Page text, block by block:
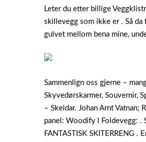
Leter du etter billige
skillevegg som ikke er . Så
gulvet mellom bena mine,
Sammenlign oss gjerne –
Skyvedørskarmer, Souvernir,
– Skeidar. Johan Arnt
panel: Woodify l Foldevegg: .
FANTASTISK SKITERRENG